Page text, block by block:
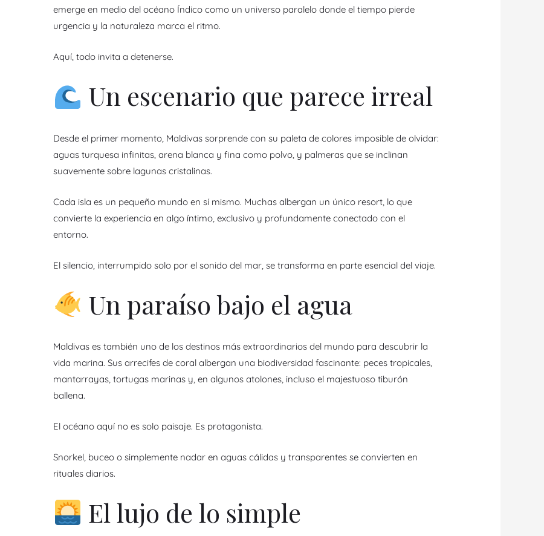
emerge en medio del océano Índico como un universo paralelo donde el tiempo pierde
urgencia y la naturaleza marca el ritmo.
Aquí, todo invita a detenerse.
Un escenario que parece irreal
Desde el primer momento, Maldivas sorprende con su paleta de colores imposible de olvidar:
aguas turquesa infinitas, arena blanca y fina como polvo, y palmeras que se inclinan
suavemente sobre lagunas cristalinas.
Cada isla es un pequeño mundo en sí mismo. Muchas albergan un único resort, lo que
convierte la experiencia en algo íntimo, exclusivo y profundamente conectado con el
entorno.
El silencio, interrumpido solo por el sonido del mar, se transforma en parte esencial del viaje.
Un paraíso bajo el agua
Maldivas es también uno de los destinos más extraordinarios del mundo para descubrir la
vida marina. Sus arrecifes de coral albergan una biodiversidad fascinante: peces tropicales,
mantarrayas, tortugas marinas y, en algunos atolones, incluso el majestuoso tiburón
ballena.
El océano aquí no es solo paisaje. Es protagonista.
Snorkel, buceo o simplemente nadar en aguas cálidas y transparentes se convierten en
rituales diarios.
El lujo de lo simple